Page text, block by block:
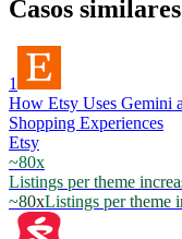
Casos similares
1
How Etsy Uses Gemini
Shopping Experiences
Etsy
~80x
Listings per theme
~80xListings per theme